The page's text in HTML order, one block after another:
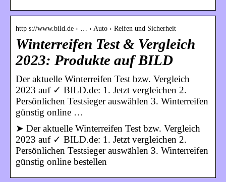
http s://www.bild.de › … › Auto › Reifen und Sicherheit
Winterreifen Test & Vergleich
2023: Produkte auf BILD
Der aktuelle Winterreifen Test bzw. Vergleich
2023 auf ✓ BILD.de: 1. Jetzt vergleichen 2.
Persönlichen Testsieger auswählen 3. Winterreifen
günstig online …
➤ Der aktuelle Winterreifen Test bzw. Vergleich
2023 auf ✓ BILD.de: 1. Jetzt vergleichen 2.
Persönlichen Testsieger auswählen 3. Winterreifen
günstig online bestellen